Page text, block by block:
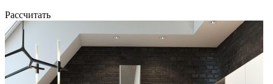
Рассчитать